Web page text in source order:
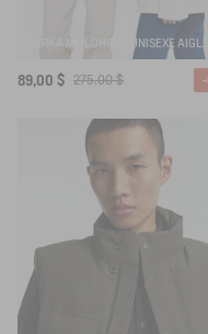
89,00 $ 275,00 $